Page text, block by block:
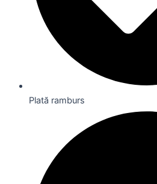
Plată ramburs